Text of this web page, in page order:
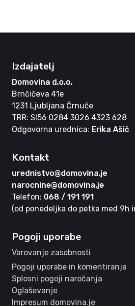
Izdajatelj
Domovina d.o.o.
Brnčičeva 41e
1231 Ljubljana Črnuče
TRR: SI56 0284 3026 4323 628
Odgovorna urednica: Erika Ašič
Kontakt
urednistvo@domovina.je
narocnine@domovina.je
Telefon: 068 / 191 191
(od ponedeljka do petka med 9h
Pogoji uporabe
Varovanje zasebnosti
Pogoji uporabe in komentiranja
Splosni pogoji naročanja
Oglaševanje
Impresum domovina.je